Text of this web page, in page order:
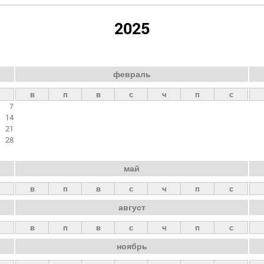
2025
7
14
21
28
февраль
в п в с ч п с
май
в п в с ч п с
август
в п в с ч п с
ноябрь